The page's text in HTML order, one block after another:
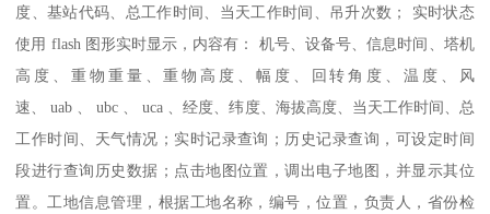
度、基站代码、总工作时间、当天工作时间、吊升次数； 实时状态
使用 flash 图形实时显示，内容有： 机号、设备号、信息时间、塔机
高度、重物重量、重物高度、幅度、回转角度、温度、风
速、 uab 、 ubc 、 uca 、经度、纬度、海拔高度、当天工作时间、总
工作时间、天气情况；实时记录查询；历史记录查询，可设定时间
段进行查询历史数据；点击地图位置，调出电子地图，并显示其位
置。工地信息管理，根据工地名称，编号，位置，负责人，省份检